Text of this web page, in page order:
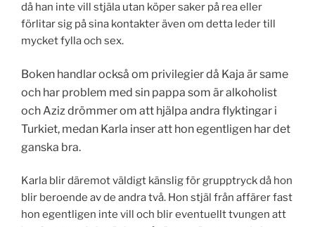
då han inte vill stjäla utan köper saker på rea eller
förlitar sig på sina kontakter även om detta leder till
mycket fylla och sex.
Boken handlar också om privilegier då Kaja är same
och har problem med sin pappa som är alkoholist
och Aziz drömmer om att hjälpa andra flyktingar i
Turkiet, medan Karla inser att hon egentligen har det
ganska bra.
Karla blir däremot väldigt känslig för grupptryck då hon
blir beroende av de andra två. Hon stjäl från affärer fast
hon egentligen inte vill och blir eventuellt tvungen att